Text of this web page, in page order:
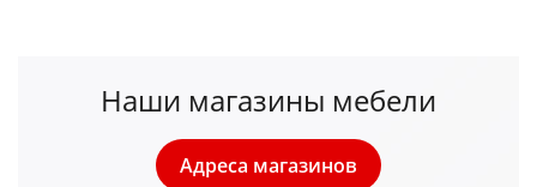
Наши магазины мебели
Адреса магазинов